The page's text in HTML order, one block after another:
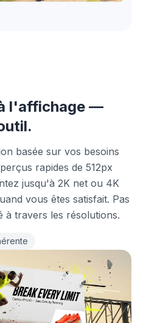
l'affichage —
basée sur vos besoins
rapides de 512px
jusqu'à 2K net ou 4K
vous êtes satisfait. Pas
à travers les résolutions.